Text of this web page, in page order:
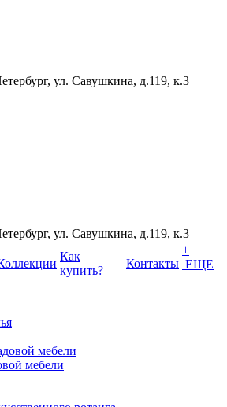
ул. Савушкина, д.119, к.3
ул. Савушкина, д.119, к.3
Как
купить?
Контакты
+
ЕЩЕ
мебели